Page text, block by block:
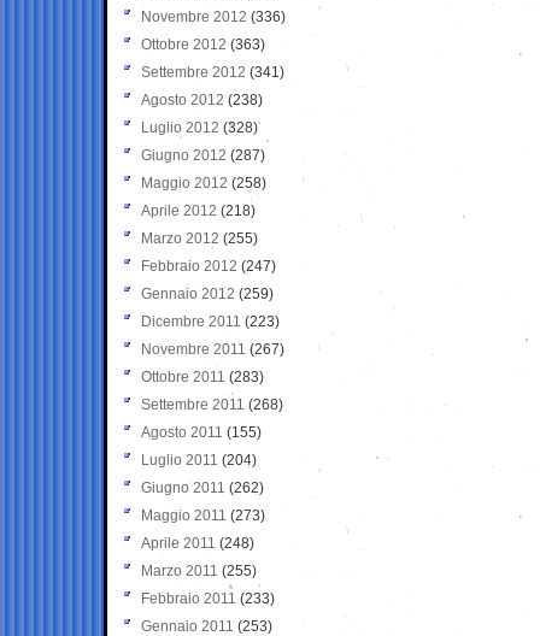
Novembre 2012 (336)
Ottobre 2012 (363)
Settembre 2012 (341)
Agosto 2012 (238)
Luglio 2012 (328)
Giugno 2012 (287)
Maggio 2012 (258)
Aprile 2012 (218)
Marzo 2012 (255)
Febbraio 2012 (247)
Gennaio 2012 (259)
Dicembre 2011 (223)
Novembre 2011 (267)
Ottobre 2011 (283)
Settembre 2011 (268)
Agosto 2011 (155)
Luglio 2011 (204)
Giugno 2011 (262)
Maggio 2011 (273)
Aprile 2011 (248)
Marzo 2011 (255)
Febbraio 2011 (233)
Gennaio 2011 (253)